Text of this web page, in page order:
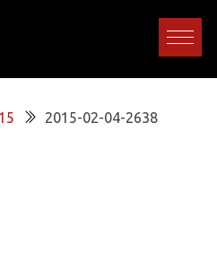
2015-02-04-2638